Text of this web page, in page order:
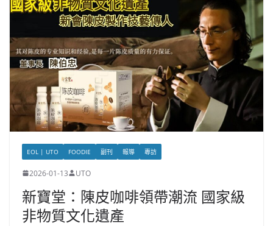
EOL | UTO FOODIE 副刊 報導 專訪
2026-01-13 UTO
新寶堂：陳皮咖啡領帶潮流 國家級
非物質文化遺產